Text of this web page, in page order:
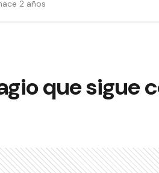
2 años
que sigue